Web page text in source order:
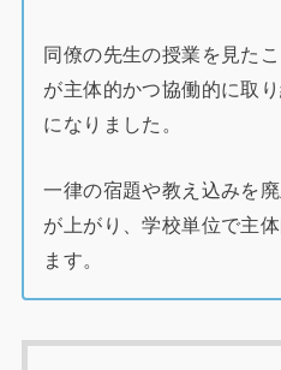
同僚の先生の授業を見た
が主体的かつ協働的に取
になりました。
一律の宿題や教え込みを
が上がり、学校単位で主
ます。